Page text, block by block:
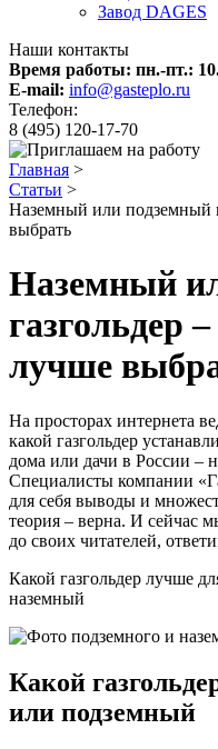
Завод DAGES
Наши контакты
Время работы: пн.-пт.:
E-mail: info@gasteplo.ru
Телефон:
8 (495) 120-17-70
Главная >
Статьи >
Наземный или подземный
выбрать
Наземный
газгольдер
лучше
На просторах интернета
какой газгольдер
дома или дачи в России –
Специалисты компании
для себя выводы и
теория – верна. И сейчас
до своих читателей,
Какой газгольдер лучше
наземный
Какой
или подземный